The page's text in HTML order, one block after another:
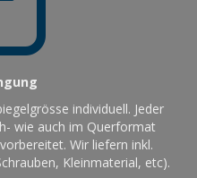
individuell. Jeder
wie auch im Querformat
Wir liefern inkl.
Kleinmaterial, etc).